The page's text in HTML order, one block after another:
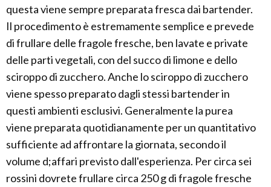
questa viene sempre preparata fresca dai bartender.
Il procedimento è estremamente semplice e prevede
di frullare delle fragole fresche, ben lavate e private
delle parti vegetali, con del succo di limone e dello
sciroppo di zucchero. Anche lo sciroppo di zucchero
viene spesso preparato dagli stessi bartender in
questi ambienti esclusivi. Generalmente la purea
viene preparata quotidianamente per un quantitativo
sufficiente ad affrontare la giornata, secondo il
volume d;affari previsto dall'esperienza. Per circa sei
rossini dovrete frullare circa 250 g di fragole fresche